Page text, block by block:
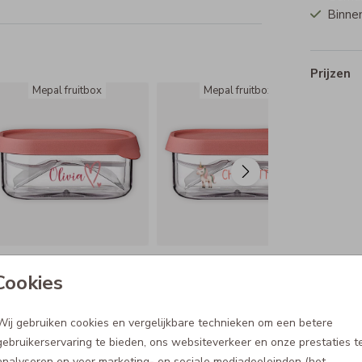
gebruiken cookies en vergelijkbare technieken om een betere
te bieden, ons websiteverkeer en onze prestaties
Mepal fruitbox Mepal fruitbox
Prijzen